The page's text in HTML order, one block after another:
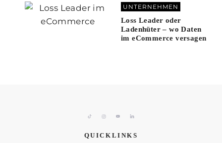
UNTERNEHMEN
Loss Leader oder
Ladenhüter – wo Daten
im eCommerce versagen
QUICKLINKS